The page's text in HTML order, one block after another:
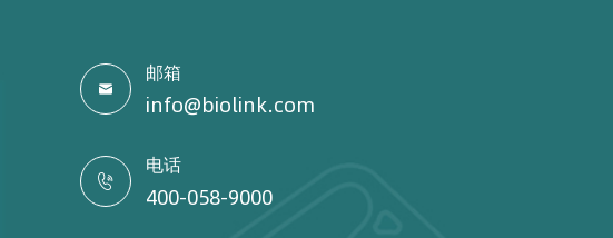

邮箱
info@biolink.com

电话
400-058-9000